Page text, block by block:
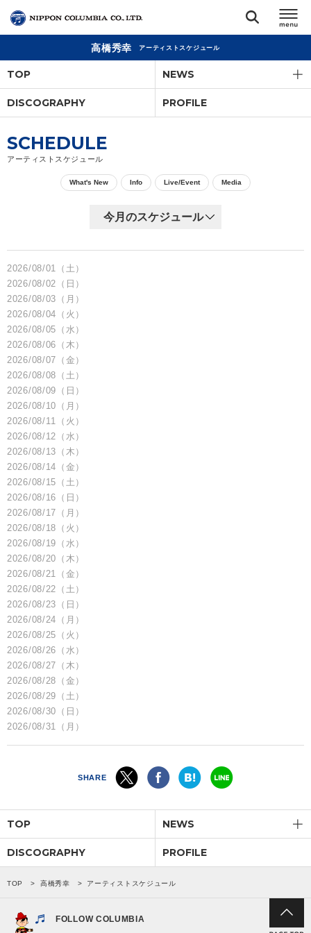
閉じる
アーティスト
直営ショップ
会社情報
サイトマップ
お問い合わせ
高橋秀幸 アーティストスケジュール
TOP NEWS
DISCOGRAPHY PROFILE
SCHEDULE
アーティストスケジュール
What's New Info Live/Event Media
2026/08/01（土）
2026/08/02（日）
2026/08/03（月）
2026/08/04（火）
2026/08/05（水）
2026/08/06（木）
2026/08/07（金）
2026/08/08（土）
2026/08/09（日）
2026/08/10（月）
2026/08/11（火）
2026/08/12（水）
2026/08/13（木）
2026/08/14（金）
2026/08/15（土）
2026/08/16（日）
2026/08/17（月）
2026/08/18（火）
2026/08/19（水）
2026/08/20（木）
2026/08/21（金）
2026/08/22（土）
2026/08/23（日）
2026/08/24（月）
2026/08/25（火）
2026/08/26（水）
2026/08/27（木）
2026/08/28（金）
2026/08/29（土）
2026/08/30（日）
2026/08/31（月）
SHARE
TOP NEWS
DISCOGRAPHY PROFILE
TOP 高橋秀幸 アーティストスケジュール
FOLLOW COLUMBIA